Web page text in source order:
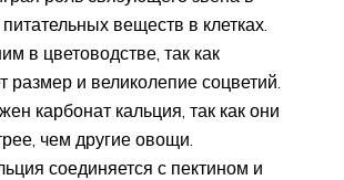
веществ в клетках.
в цветоводстве, так как
размер и великолепие соцветий.
карбонат кальция, так как они
чем другие овощи.
соединяется с пектином и